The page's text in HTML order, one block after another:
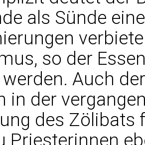
als Sünde
so der
Auch
in der
des Zölibats
Priesterinnen